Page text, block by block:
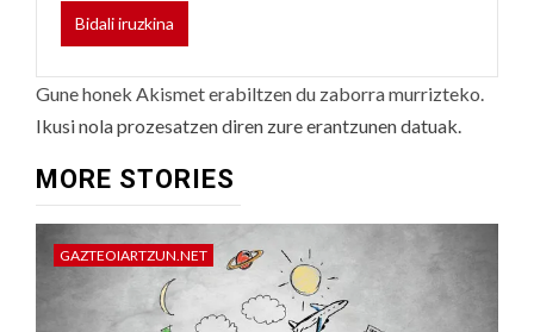
Gune honek Akismet erabiltzen du zaborra murrizteko.
Ikusi nola prozesatzen diren zure erantzunen datuak.
MORE STORIES
GAZTEOIARTZUN.NET